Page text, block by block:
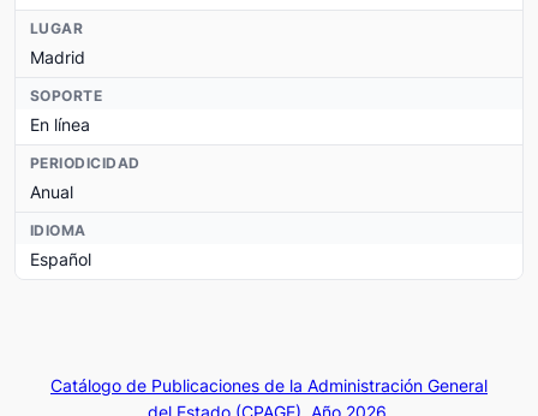
LUGAR
Madrid
SOPORTE
En línea
PERIODICIDAD
Anual
IDIOMA
Español
Catálogo de Publicaciones de la Administración General
del Estado (CPAGE). Año 2026.